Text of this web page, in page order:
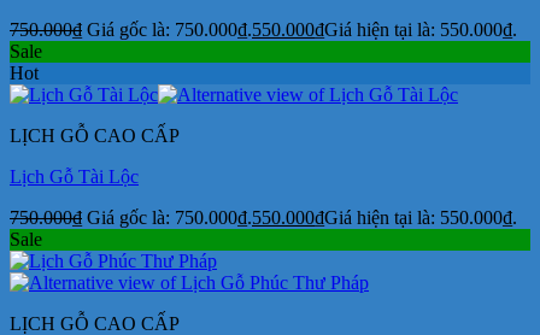
750.000₫ Giá gốc là: 750.000₫.550.000₫Giá hiện tại là: 550.000₫.
Sale
Hot
LỊCH GỖ CAO CẤP
Lịch Gỗ Tài Lộc
750.000₫ Giá gốc là: 750.000₫.550.000₫Giá hiện tại là: 550.000₫.
Sale
LỊCH GỖ CAO CẤP